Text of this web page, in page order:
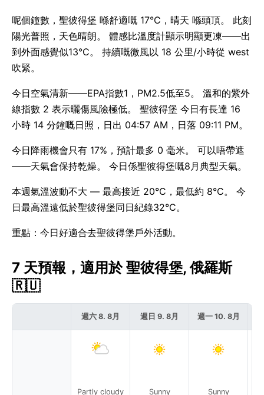
呢個鐘數，聖彼得堡 喺舒適嘅 17°C，晴天 喺頭頂。 此刻
陽光普照，天色晴朗。 體感比溫度計顯示明顯更凍——出
到外面感覺似13°C。 持續嘅微風以 18 公里/小時從 west
吹緊。
今日空氣清新——EPA指數1，PM2.5低至5。 溫和的紫外
線指數 2 表示曬傷風險極低。 聖彼得堡 今日有長達 16
小時 14 分鐘嘅日照，日出 04:57 AM，日落 09:11 PM。
今日降雨機會只有 17%，預計最多 0 毫米。 可以唔帶遮
——天氣會保持乾燥。 今日係聖彼得堡嘅8月典型天氣。
本週氣溫波動不大 — 最高接近 20°C，最低約 8°C。 今
日最高溫遠低於聖彼得堡同日紀錄32°C。
重點：今日好適合去聖彼得堡戶外活動。
7 天預報，適用於 聖彼得堡, 俄羅斯
🇷🇺
週六 8. 8月
Partly cloudy
週日 9. 8月
Sunny
週一 10. 8月
Sunny